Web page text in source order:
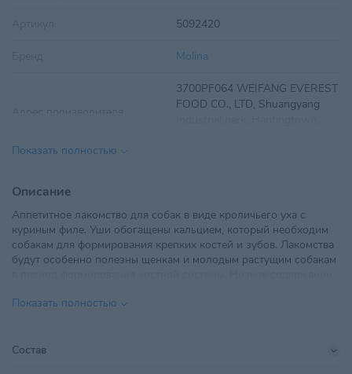
5092420
Molina
3700PF064 WEIFANG EVEREST
FOOD CO., LTD, Shuangyang
Вид корма
Вкус Кролик, Утка
Возраст питомца Взрослые 1-6 лет
Показать полностью
Описание
Аппетитное лакомство для собак в виде кроличьего уха с
куриным филе. Уши обогащены кальцием, который необходим
собакам для формирования крепких костей и зубов. Лакомства
будут особенно полезны щенкам и молодым растущим собакам
поддерживать оптимальный вес животного.
искусственных красителей, консервантов, ароматизаторов.
Показать полностью
Состав